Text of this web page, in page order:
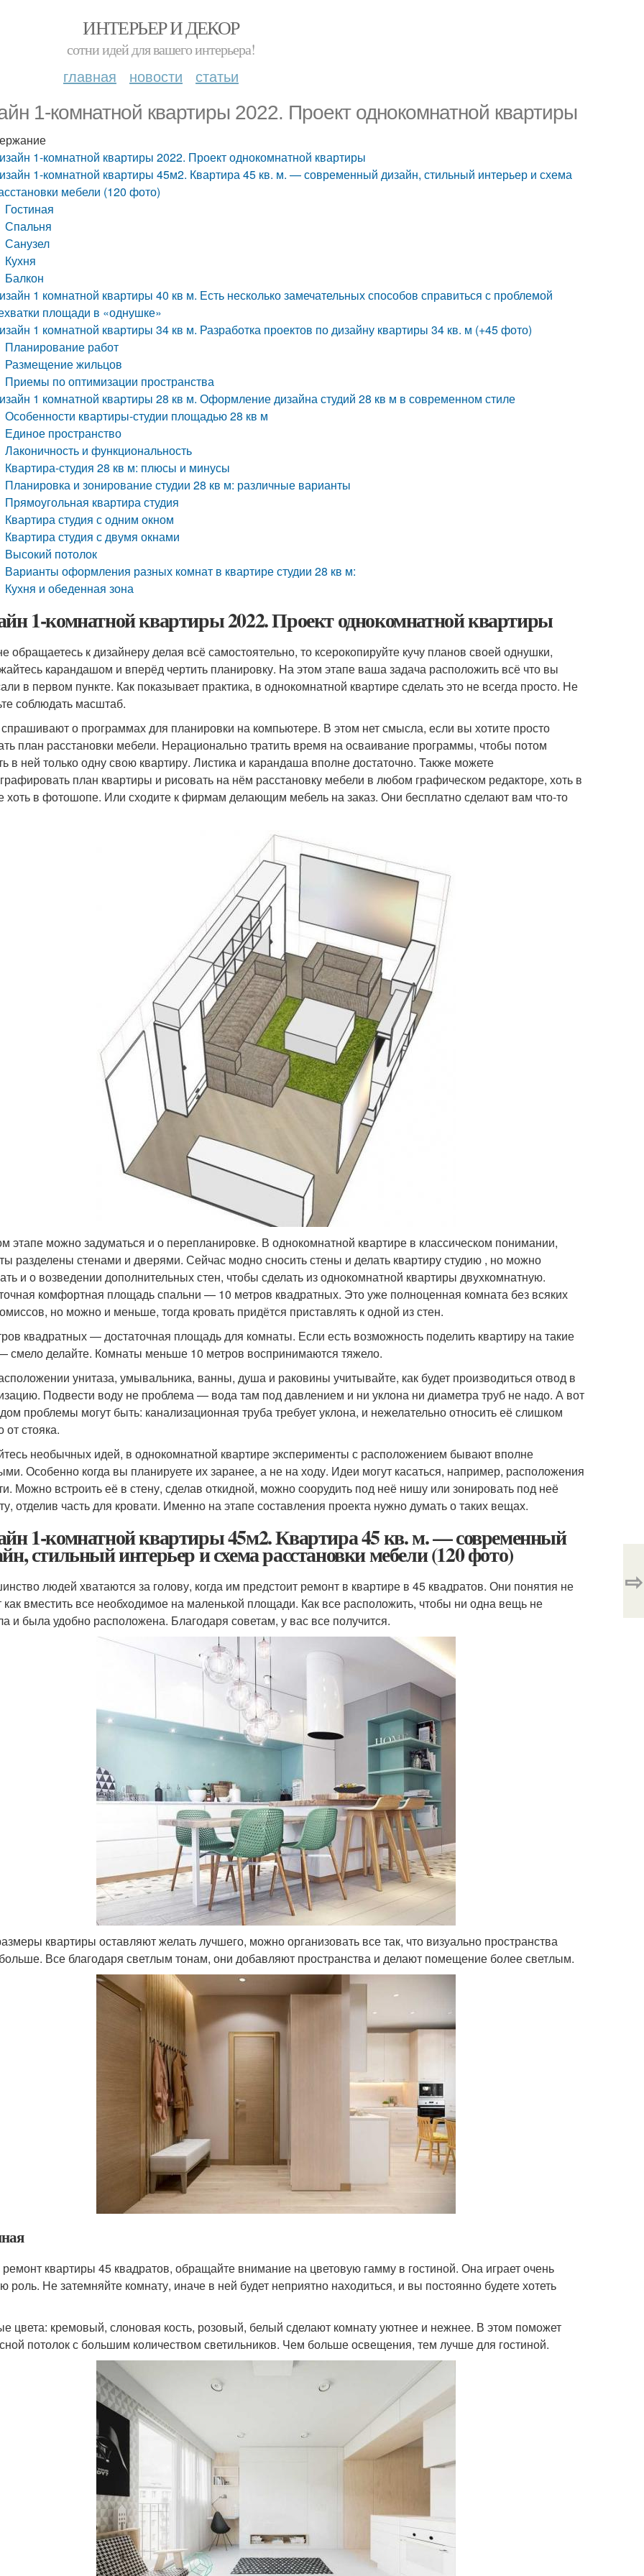
ИНТЕРЬЕР И ДЕКОР
сотни идей для вашего интерьера!
главная новости статьи
1-комнатной квартиры 2022. Проект однокомнатной квартиры
1-комнатной квартиры 2022. Проект однокомнатной квартиры
1-комнатной квартиры 45м2. Квартира 45 кв. м. — современный дизайн, стильный интерьер и схема
мебели (120 фото)
Гостиная
Спальня
Санузел
Кухня
Балкон
1 комнатной квартиры 40 кв м. Есть несколько замечательных способов справиться с проблемой
площади в «однушке»
1 комнатной квартиры 34 кв м. Разработка проектов по дизайну квартиры 34 кв. м (+45 фото)
Планирование работ
Размещение жильцов
Приемы по оптимизации пространства
1 комнатной квартиры 28 кв м. Оформление дизайна студий 28 кв м в современном стиле
Особенности квартиры-студии площадью 28 кв м
Единое пространство
Лаконичность и функциональность
Квартира-студия 28 кв м: плюсы и минусы
Планировка и зонирование студии 28 кв м: различные варианты
Прямоугольная квартира студия
Квартира студия с одним окном
Квартира студия с двумя окнами
Высокий потолок
Варианты оформления разных комнат в квартире студии 28 кв м:
Кухня и обеденная зона
1-комнатной квартиры 2022. Проект однокомнатной квартиры
обращаетесь к дизайнеру делая всё самостоятельно, то ксерокопируйте кучу планов своей однушки,
карандашом и вперёд чертить планировку. На этом этапе ваша задача расположить всё что вы
в первом пункте. Как показывает практика, в однокомнатной квартире сделать это не всегда просто. Не
соблюдать масштаб.
о программах для планировки на компьютере. В этом нет смысла, если вы хотите просто
план расстановки мебели. Нерационально тратить время на осваивание программы, чтобы потом
в ней только одну свою квартиру. Листика и карандаша вполне достаточно. Также можете
план квартиры и рисовать на нём расстановку мебели в любом графическом редакторе, хоть в
хоть в фотошопе. Или сходите к фирмам делающим мебель на заказ. Они бесплатно сделают вам что-то
этапе можно задуматься и о перепланировке. В однокомнатной квартире в классическом понимании,
разделены стенами и дверями. Сейчас модно сносить стены и делать квартиру студию , но можно
и о возведении дополнительных стен, чтобы сделать из однокомнатной квартиры двухкомнатную.
комфортная площадь спальни — 10 метров квадратных. Это уже полноценная комната без всяких
но можно и меньше, тогда кровать придётся приставлять к одной из стен.
квадратных — достаточная площадь для комнаты. Если есть возможность поделить квартиру на такие
смело делайте. Комнаты меньше 10 метров воспринимаются тяжело.
унитаза, умывальника, ванны, душа и раковины учитывайте, как будет производиться отвод в
Подвести воду не проблема — вода там под давлением и ни уклона ни диаметра труб не надо. А вот
проблемы могут быть: канализационная труба требует уклона, и нежелательно относить её слишком
от стояка.
необычных идей, в однокомнатной квартире эксперименты с расположением бывают вполне
Особенно когда вы планируете их заранее, а не на ходу. Идеи могут касаться, например, расположения
Можно встроить её в стену, сделав откидной, можно соорудить под неё нишу или зонировать под неё
отделив часть для кровати. Именно на этапе составления проекта нужно думать о таких вещах.
1-комнатной квартиры 45м2. Квартира 45 кв. м. — современный
стильный интерьер и схема расстановки мебели (120 фото)
людей хватаются за голову, когда им предстоит ремонт в квартире в 45 квадратов. Они понятия не
вместить все необходимое на маленькой площади. Как все расположить, чтобы ни одна вещь не
и была удобно расположена. Благодаря советам, у вас все получится.
квартиры оставляют желать лучшего, можно организовать все так, что визуально пространства
Все благодаря светлым тонам, они добавляют пространства и делают помещение более светлым.
квартиры 45 квадратов, обращайте внимание на цветовую гамму в гостиной. Она играет очень
роль. Не затемняйте комнату, иначе в ней будет неприятно находиться, и вы постоянно будете хотеть
цвета: кремовый, слоновая кость, розовый, белый сделают комнату уютнее и нежнее. В этом поможет
потолок с большим количеством светильников. Чем больше освещения, тем лучше для гостиной.
⇨